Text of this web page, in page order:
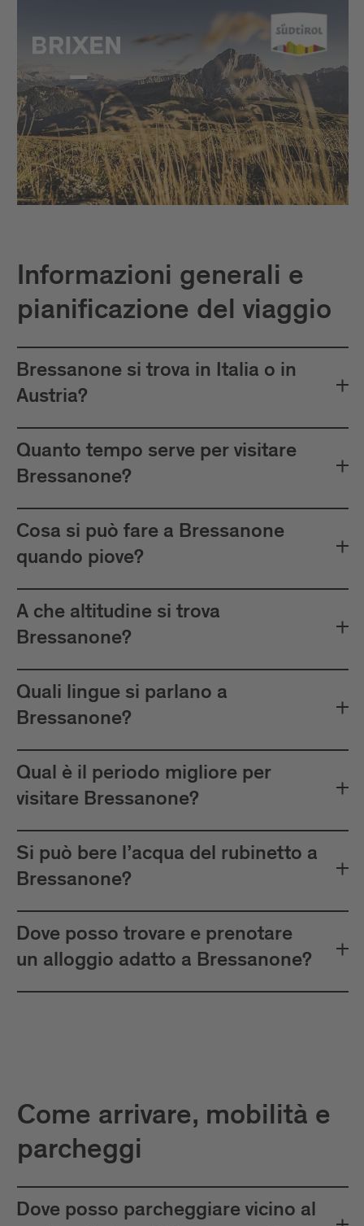
Informazioni generali e
pianificazione del viaggio
Bressanone si trova in Italia o in
Austria?
Quanto tempo serve per visitare
Bressanone?
Cosa si può fare a Bressanone
quando piove?
A che altitudine si trova
Bressanone?
Quali lingue si parlano a
Bressanone?
Qual è il periodo migliore per
visitare Bressanone?
Si può bere l’acqua del rubinetto a
Bressanone?
Dove posso trovare e prenotare
un alloggio adatto a Bressanone?
Come arrivare, mobilità e
parcheggi
Dove posso parcheggiare vicino al